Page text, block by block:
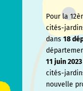
Pour la
cités-
dans18
11 juin2023
cités-
nouvelle